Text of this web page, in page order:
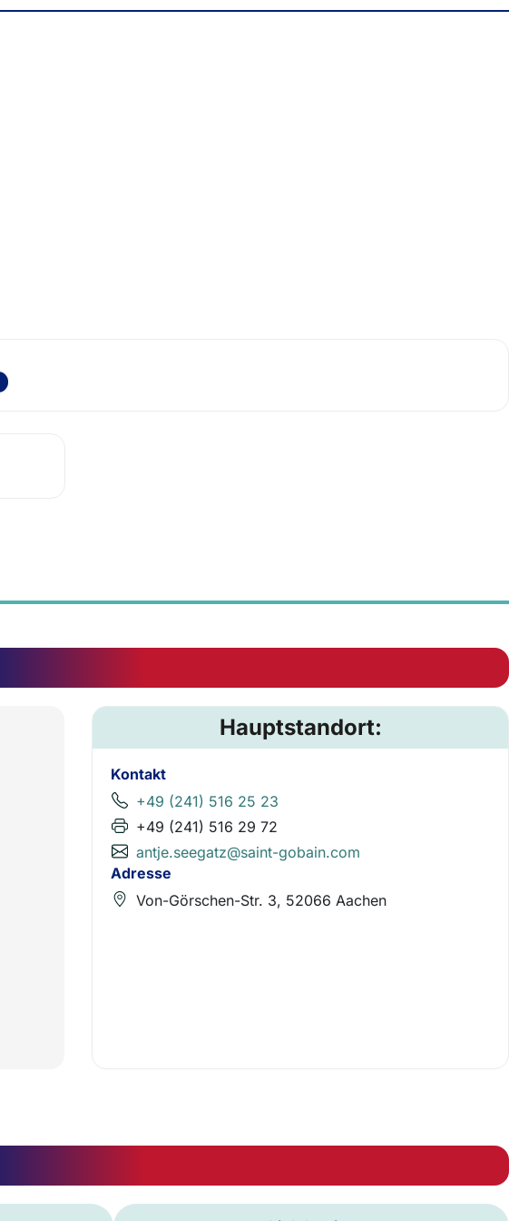
Hauptstandort:
Kontakt
+49 (241) 516 25 23
+49 (241) 516 29 72
antje.seegatz@saint-gobain.com
Adresse
Von-Görschen-Str. 3, 52066 Aachen